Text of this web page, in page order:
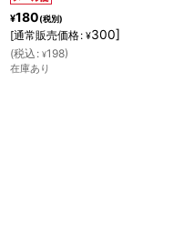
¥270(税別)
[通常販売価格: ¥450]
(税込 : ¥297)
在庫あり